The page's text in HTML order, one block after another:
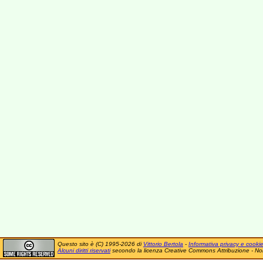
Questo sito è (C) 1995-2026 di Vittorio Bertola - Informativa privacy e cookie
Alcuni diritti riservatisecondo la licenza Creative Commons Attribuzione -